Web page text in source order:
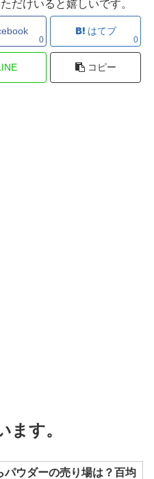
だけいると嬉しいです。
0
はてブ
0
コピー
ます。
パウダーの売り場は？百均